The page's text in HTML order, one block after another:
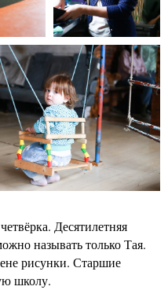
Десятилетняя
называть только Тая.
рисунки. Старшие
школу.